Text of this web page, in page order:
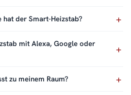
der Smart-Heizstab?
mit Alexa, Google oder
zu meinem Raum?